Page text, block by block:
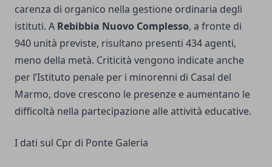
carenza di organico nella gestione ordinaria degli
istituti. A Rebibbia Nuovo Complesso, a fronte di
940 unità previste, risultano presenti 434 agenti,
meno della metà. Criticità vengono indicate anche
per l’Istituto penale per i minorenni di Casal del
Marmo, dove crescono le presenze e aumentano le
difficoltà nella partecipazione alle attività educative.
I dati sul Cpr di Ponte Galeria